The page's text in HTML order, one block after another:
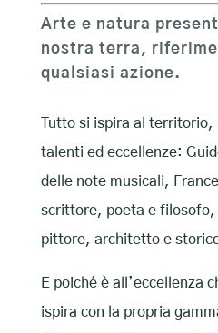
Arte e natura
nostra terra,
qualsiasi azione.
Tutto si ispira al
talenti ed eccellenze:
delle note musicali,
scrittore, poeta e filosofo,
pittore, architetto e
E poiché è all’eccellenza
ispira con la propria